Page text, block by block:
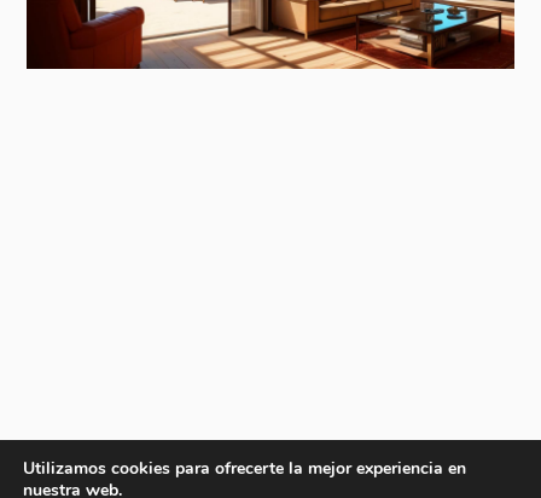
Utilizamos cookies para ofrecerte la mejor experiencia en
nuestra web.